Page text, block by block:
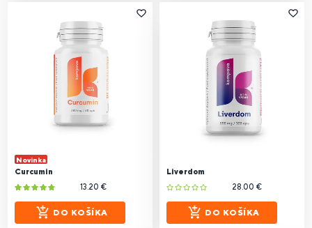
Novinka
Curcumin
13.20 €
DO KOŠÍKA
Liverdom
28.00 €
DO KOŠÍKA